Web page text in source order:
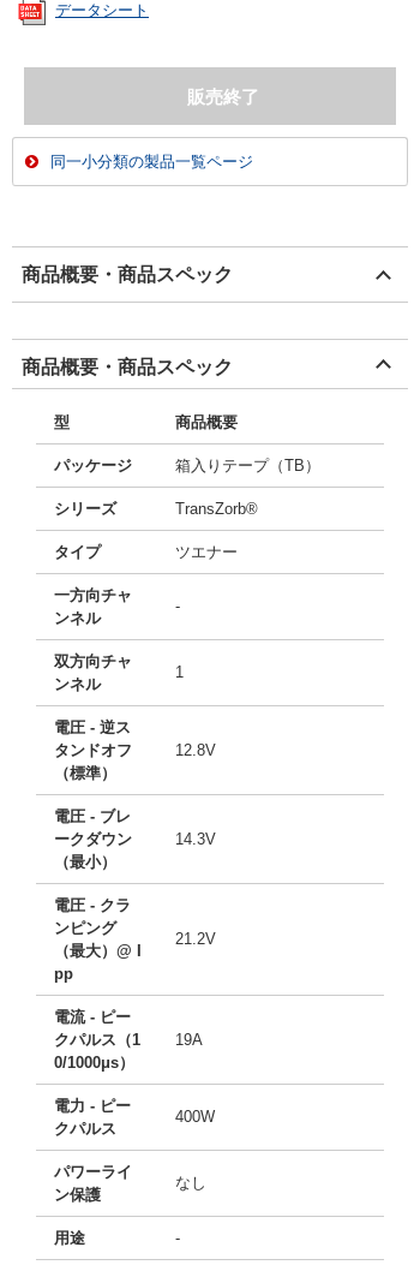
データシート
同一小分類の製品一覧ページ
商品概要・商品スペック
商品概要・商品スペック
型 商品概要
パッケージ 箱入りテープ（TB）
シリーズ TransZorb®
タイプ ツエナー
一方向チャ
ンネル
-
双方向チャ
ンネル
1
電圧 - 逆ス
タンドオフ
（標準）
12.8V
電圧 - ブレ
ークダウン
（最小）
14.3V
電圧 - クラ
ンピング
（最大）@ I
pp
21.2V
電流 - ピー
クパルス（1
0/1000μs）
19A
電力 - ピー
クパルス
400W
パワーライ
ン保護
なし
用途 -